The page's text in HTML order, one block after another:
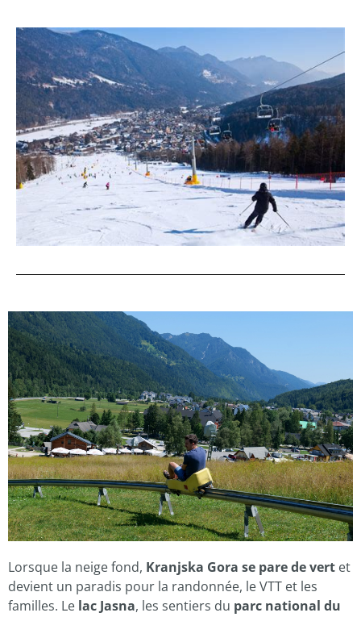
Lorsque la neige fond, Kranjska Gora se pare de vert et
devient un paradis pour la randonnée, le VTT et les
familles. Le lac Jasna, les sentiers du parc national du